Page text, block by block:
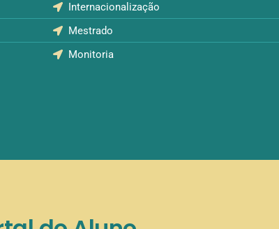
Internacionalização
Mestrado
Monitoria